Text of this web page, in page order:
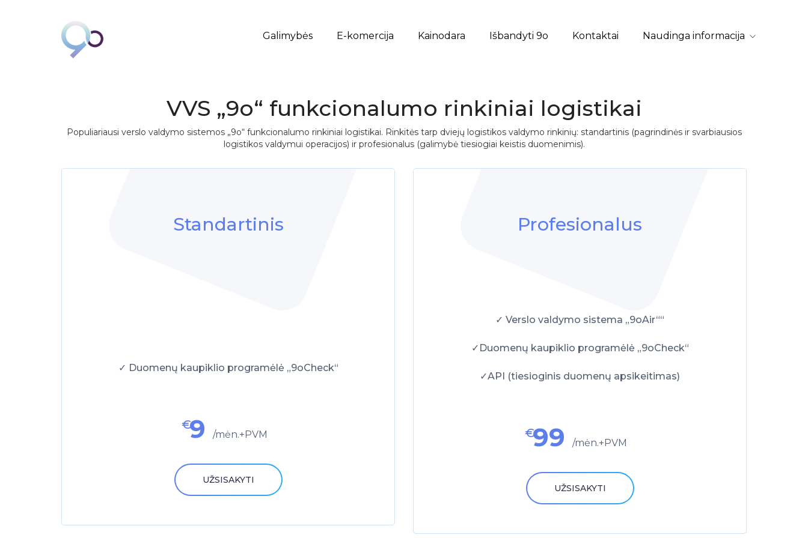
Galimybės E-komercija Kainodara Išbandyti 9o Kontaktai Naudinga informacija
VVS „9o“ funkcionalumo rinkiniai logistikai
Populiariausi verslo valdymo sistemos „9o“ funkcionalumo rinkiniai logistikai. Rinkitės tarp dviejų logistikos valdymo rinkinių: standartinis (pagrindinės ir svarbiausios
logistikos valdymui operacijos) ir profesionalus (galimybė tiesiogiai keistis duomenimis).
Standartinis
✓ Duomenų kaupiklio programėlė „9oCheck“
€9 /mėn.+PVM
UŽSISAKYTI
Profesionalus
✓ Verslo valdymo sistema „9oAir““
✓Duomenų kaupiklio programėlė „9oCheck“
✓API (tiesioginis duomenų apsikeitimas)
€99 /mėn.+PVM
UŽSISAKYTI